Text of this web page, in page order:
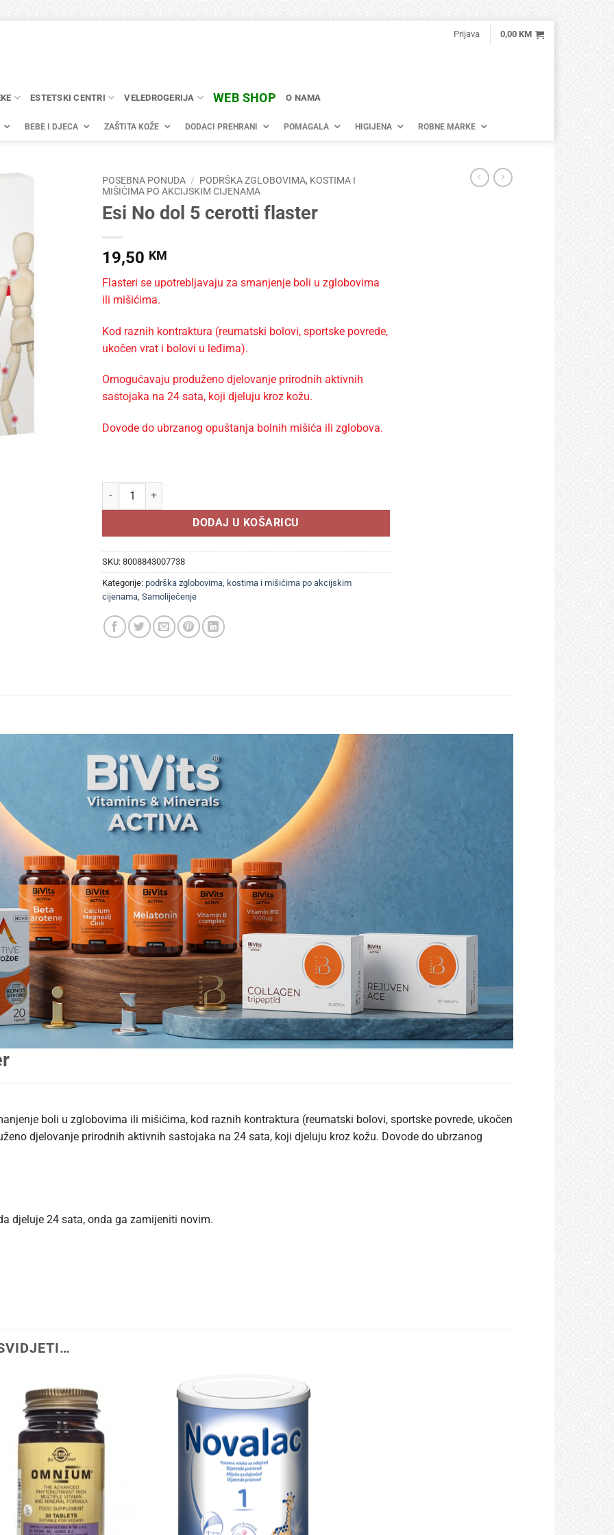
Prijava 0,00 KM
ESTETSKI CENTRI VELEDROGERIJA WEB SHOP O NAMA
BEBE I DJECA ZAŠTITA KOŽE DODACI PREHRANI POMAGALA HIGIJENA ROBNE MARKE
POSEBNA PONUDA / PODRŠKA ZGLOBOVIMA, KOSTIMA I
MIŠIĆIMA PO AKCIJSKIM CIJENAMA
Esi No dol 5 cerotti flaster
19,50 KM
Flasteri se upotrebljavaju za smanjenje boli u zglobovima
ili mišićima.
Kod raznih kontraktura (reumatski bolovi, sportske povrede,
ukočen vrat i bolovi u leđima).
Omogućavaju produženo djelovanje prirodnih aktivnih
sastojaka na 24 sata, koji djeluju kroz kožu.
Dovode do ubrzanog opuštanja bolnih mišića ili zglobova.
Esi No dol 5 cerotti flaster količina
DODAJ U KOŠARICU
SKU: 8008843007738
Kategorije: podrška zglobovima, kostima i mišićima po akcijskim
cijenama Samoliječenje
boli u zglobovima ili mišićima, kod raznih kontraktura (reumatski bolovi, sportske povrede, ukočen
djelovanje prirodnih aktivnih sastojaka na 24 sata, koji djeluju kroz kožu. Dovode do ubrzanog
djeluje 24 sata, onda ga zamijeniti novim.